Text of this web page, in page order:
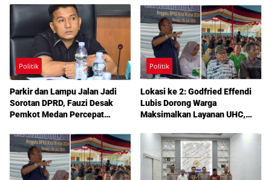
Politik
Parkir dan Lampu Jalan Jadi
Sorotan DPRD, Fauzi Desak
Pemkot Medan Percepat
Politik
Lokasi ke 2: Godfried Effendi
Lubis Dorong Warga
Maksimalkan Layanan UHC,
Pendidikan Mengemuka dalam
Reses Medan Amplas